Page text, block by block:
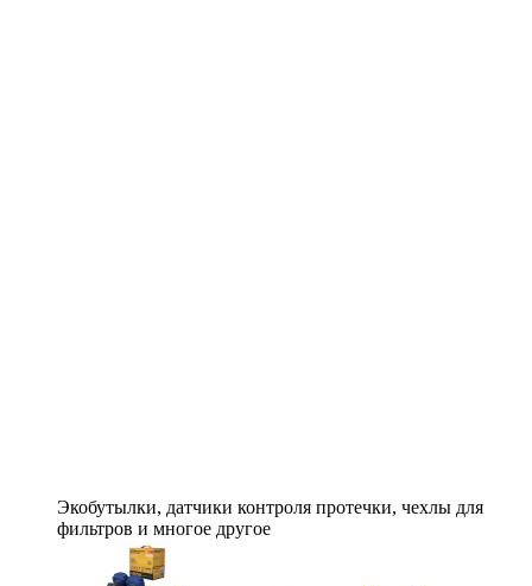
Экобутылки, датчики контроля протечки, чехлы для
фильтров и многое другое